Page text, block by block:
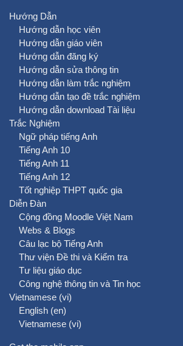
Hướng Dẫn
Hướng dẫn học viên
Hướng dẫn giáo viên
Hướng dẫn đăng ký
Hướng dẫn sửa thông tin
Hướng dẫn làm trắc nghiệm
Hướng dẫn tạo đề trắc nghiệm
Hướng dẫn download Tài liệu
Trắc Nghiệm
Ngữ pháp tiếng Anh
Tiếng Anh 10
Tiếng Anh 11
Tiếng Anh 12
Tốt nghiệp THPT quốc gia
Diễn Đàn
Cộng đồng Moodle Việt Nam
Webs & Blogs
Câu lạc bộ Tiếng Anh
Thư viện Đề thi và Kiểm tra
Tư liệu giáo dục
Công nghệ thông tin và Tin học
Vietnamese ‎(vi)‎
English ‎(en)‎
Vietnamese ‎(vi)‎